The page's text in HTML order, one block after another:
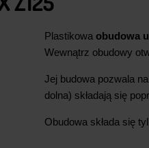
Plastikowa obudowa
Wewnątrz obudowy
Jej budowa pozwala
dolna) składają się
Obudowa składa się